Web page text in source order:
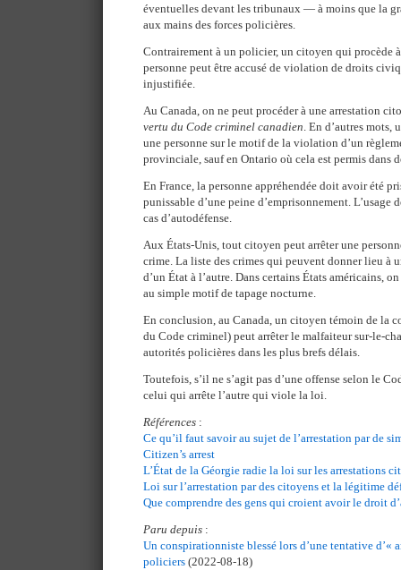
éventuelles devant les tribunaux — à moins que la
aux mains des forces policières.
Contrairement à un policier, un citoyen qui procède
personne peut être accusé de violation de droits
injustifiée.
Au Canada, on ne peut procéder à une arrestation
vertu du Code criminel canadien. En d’autres mots,
une personne sur le motif de la violation d’un
provinciale, sauf en Ontario où cela est permis dans
En France, la personne appréhendée doit avoir été
punissable d’une peine d’emprisonnement. L’usage
cas d’autodéfense.
Aux États-Unis, tout citoyen peut arrêter une
crime. La liste des crimes qui peuvent donner lieu à
d’un État à l’autre. Dans certains États américains,
au simple motif de tapage nocturne.
En conclusion, au Canada, un citoyen témoin de la
du Code criminel) peut arrêter le malfaiteur sur-le-
autorités policières dans les plus brefs délais.
Toutefois, s’il ne s’agit pas d’une offense selon le
celui qui arrête l’autre qui viole la loi.
Références :
Ce qu’il faut savoir au sujet de l’arrestation par de
Citizen’s arrest
L’État de la Géorgie radie la loi sur les arrestations
Loi sur l’arrestation par des citoyens et la légitime
Que comprendre des gens qui croient avoir le droit
Paru depuis :
Un conspirationniste blessé lors d’une tentative d’«
policiers (2022-08-18)